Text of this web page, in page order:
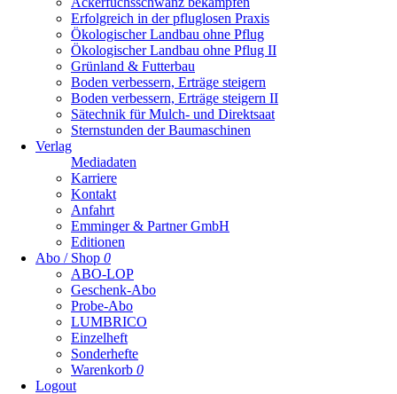
Erfolgreich in der pfluglosen Praxis
Ökologischer Landbau ohne Pflug
Ökologischer Landbau ohne Pflug II
Grünland & Futterbau
Boden verbessern, Erträge steigern
Boden verbessern, Erträge steigern II
Sätechnik für Mulch- und Direktsaat
Sternstunden der Baumaschinen
Verlag
Mediadaten
Karriere
Kontakt
Anfahrt
Emminger & Partner GmbH
Editionen
Abo / Shop 0
ABO-LOP
Geschenk-Abo
Probe-Abo
LUMBRICO
Einzelheft
Sonderhefte
Warenkorb 0
Logout